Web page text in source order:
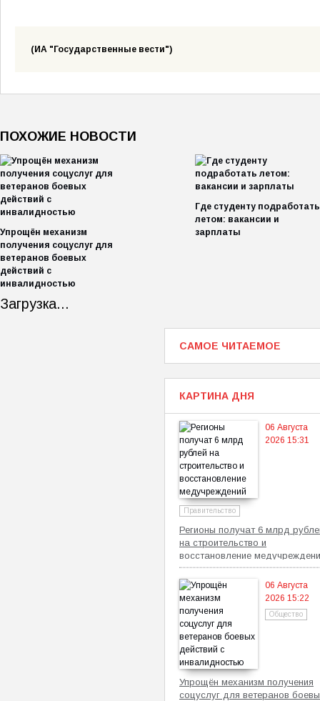
(ИА "Государственные вести")
ПОХОЖИЕ НОВОСТИ
Упрощён механизм
получения соцуслуг для
ветеранов боевых
действий с
инвалидностью
Где студенту подработать
летом: вакансии и
зарплаты
Загрузка...
САМОЕ ЧИТАЕМОЕ
КАРТИНА ДНЯ
06 Августа
2026 15:31
Правительство
Регионы получат 6 млрд
на строительство и
восстановление
06 Августа
2026 15:22
Общество
Упрощён механизм получения
соцуслуг для ветеранов